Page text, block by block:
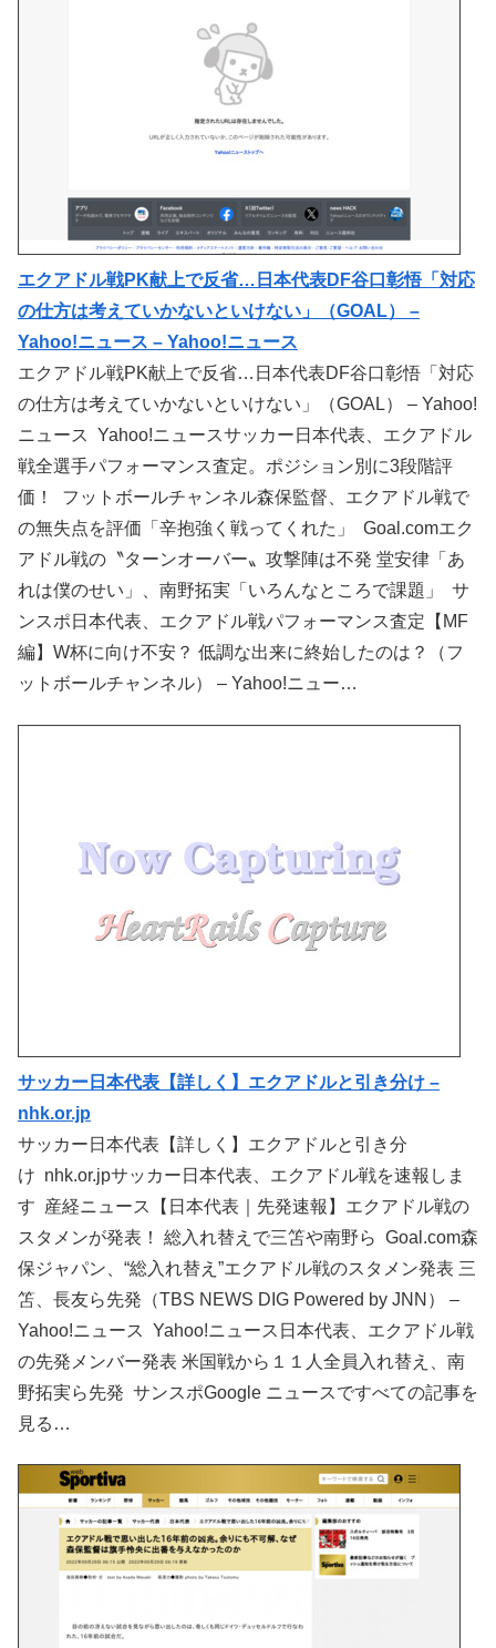
エクアドル戦PK献上で反省…日本代表DF谷口彰悟「対応
の仕方は考えていかないといけない」（GOAL） –
Yahoo!ニュース – Yahoo!ニュース
エクアドル戦PK献上で反省…日本代表DF谷口彰悟「対応
の仕方は考えていかないといけない」（GOAL） – Yahoo!
ニュース Yahoo!ニュースサッカー日本代表、エクアドル
戦全選手パフォーマンス査定。ポジション別に3段階評
価！ フットボールチャンネル森保監督、エクアドル戦で
の無失点を評価「辛抱強く戦ってくれた」 Goal.comエク
アドル戦の〝ターンオーバー〟攻撃陣は不発 堂安律「あ
れは僕のせい」、南野拓実「いろんなところで課題」 サ
ンスポ日本代表、エクアドル戦パフォーマンス査定【MF
編】W杯に向け不安？ 低調な出来に終始したのは？（フ
ットボールチャンネル） – Yahoo!ニュー…
サッカー日本代表【詳しく】エクアドルと引き分け –
nhk.or.jp
サッカー日本代表【詳しく】エクアドルと引き分
け nhk.or.jpサッカー日本代表、エクアドル戦を速報しま
す 産経ニュース【日本代表｜先発速報】エクアドル戦の
スタメンが発表！ 総入れ替えで三笘や南野ら Goal.com森
保ジャパン、“総入れ替え”エクアドル戦のスタメン発表 三
笘、長友ら先発（TBS NEWS DIG Powered by JNN） –
Yahoo!ニュース Yahoo!ニュース日本代表、エクアドル戦
の先発メンバー発表 米国戦から１１人全員入れ替え、南
野拓実ら先発 サンスポGoogle ニュースですべての記事を
見る…